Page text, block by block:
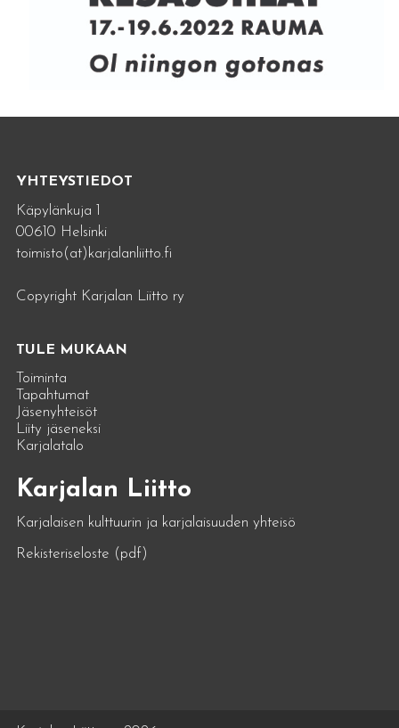
YHTEYSTIEDOT
Käpylänkuja 1
00610 Helsinki
toimisto(at)karjalanliitto.fi
Copyright Karjalan Liitto ry
TULE MUKAAN
Toiminta
Tapahtumat
Jäsenyhteisöt
Liity jäseneksi
Karjalatalo
Karjalan Liitto
Karjalaisen kulttuurin ja karjalaisuuden yhteisö
Rekisteriseloste (pdf)